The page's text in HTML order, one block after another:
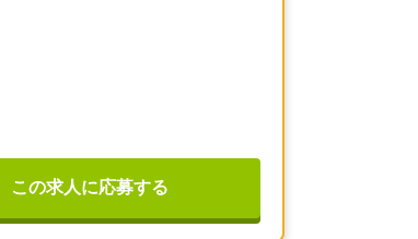
この求人に応募する